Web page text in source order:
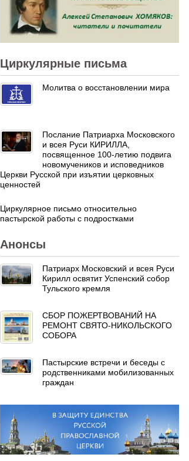
Циркулярные письма
Молитва о восстановлении мира
Послание Патриарха Московского
и всея Руси КИРИЛЛА,
посвященное 100-летию подвига
новомучеников и исповедников
Церкви Русской при изъятии церковных
ценностей
Циркулярное письмо относительно
пастырской работы с подростками
Анонсы
Патриарх Московский и всея Руси
Кирилл освятит Успенский собор
Тульского кремля
СБОР ПОЖЕРТВОВАНИЙ НА
РЕМОНТ СВЯТО-НИКОЛЬСКОГО
СОБОРА
Пастырские встречи и беседы с
родственниками мобилизованных
граждан